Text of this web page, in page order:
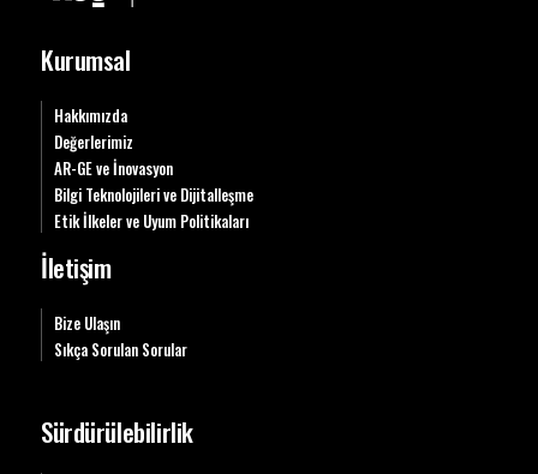
Kurumsal
Hakkımızda
Değerlerimiz
AR-GE ve İnovasyon
Bilgi Teknolojileri ve Dijitalleşme
Etik İlkeler ve Uyum Politikaları
İletişim
Bize Ulaşın
Sıkça Sorulan Sorular
Sürdürülebilirlik